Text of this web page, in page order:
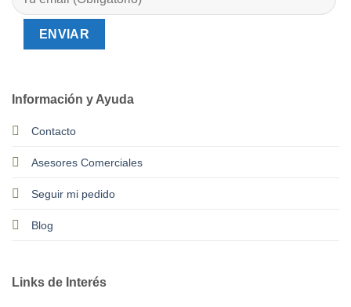
Información y Ayuda
Contacto
Asesores Comerciales
Seguir mi pedido
Blog
Links de Interés